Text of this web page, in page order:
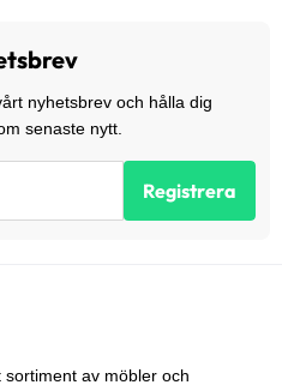
nyhetsbrev och hålla dig
senaste nytt.
Registrera
av möbler och